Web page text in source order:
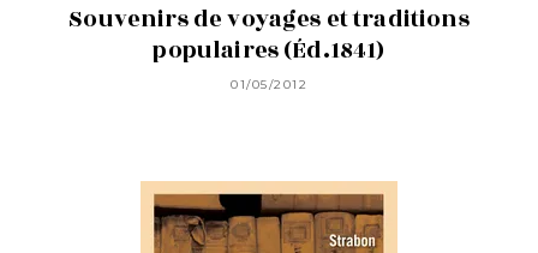
Souvenirs de voyages et traditions
populaires (Éd.1841)
01/05/2012